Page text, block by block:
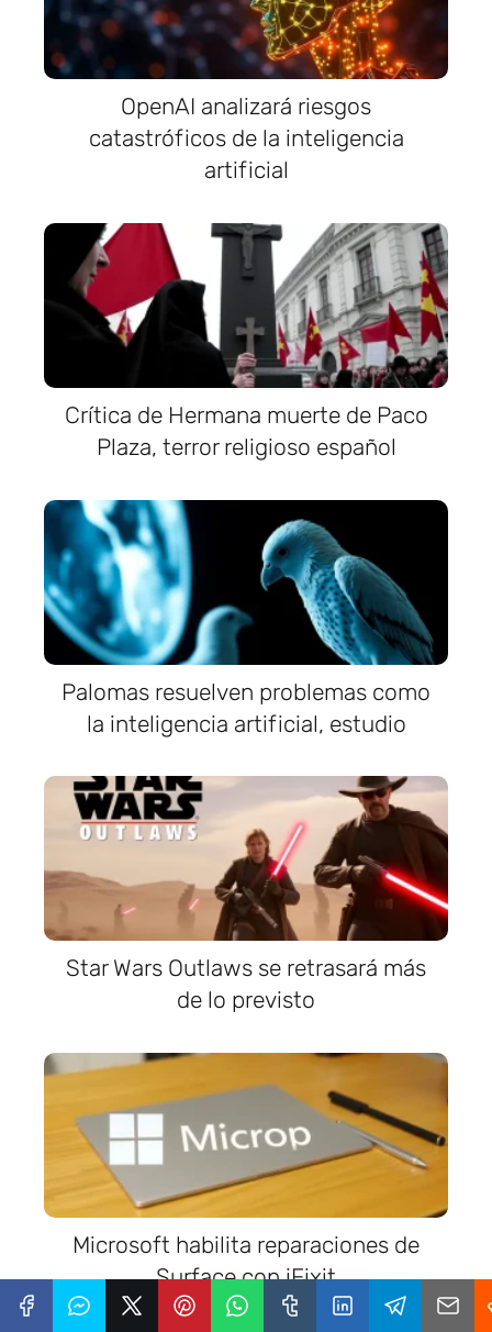
OpenAI analizará riesgos
catastróficos de la inteligencia
artificial
Crítica de Hermana muerte de Paco
Plaza, terror religioso español
Palomas resuelven problemas como
la inteligencia artificial, estudio
Star Wars Outlaws se retrasará más
de lo previsto
Microsoft habilita reparaciones de
Surface con iFixit